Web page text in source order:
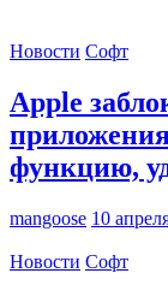
Новости Софт
Apple
функцию,
mangoose 10
Новости Софт